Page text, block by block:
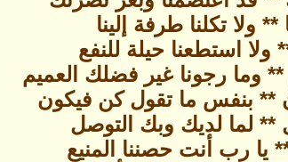
ولا تكلنا طرفة إلينا
ولا استطعنا حيلة للنفع
وما رجونا غير فضلك العميم
بنفس ما تقول كن فيكون
لما لديك وبك التوصل
يا رب أنت حصننا المنيع